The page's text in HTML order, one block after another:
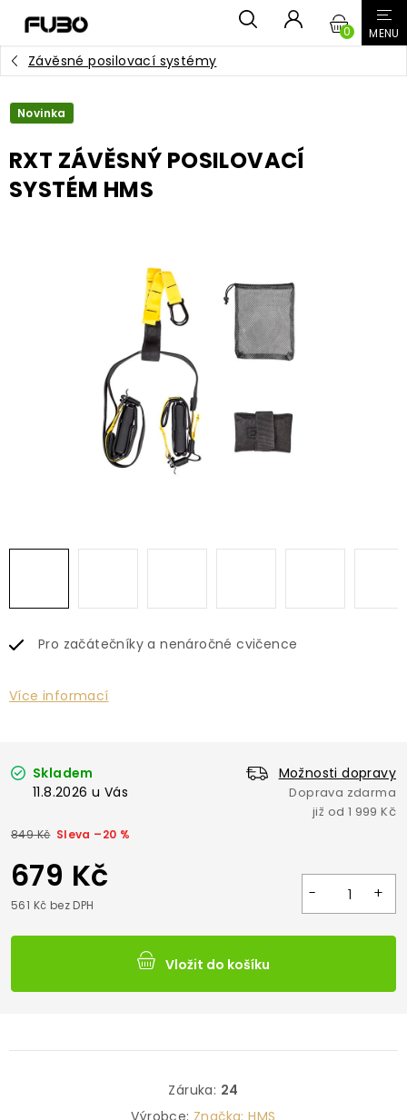
obsah
Závěsné posilovací systémy
Novinka
RXT ZÁVĚSNÝ POSILOVACÍ
SYSTÉM HMS
Pro začátečníky a nenáročné cvičence
Více informací
Skladem
Možnosti dopravy
11.8.2026
849 Kč –20 %
679 Kč
561 Kč bez DPH
Vložit do košíku
Záruka: 24
Výrobce: Značka:HMS